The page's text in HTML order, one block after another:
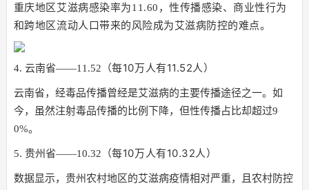
重庆地区艾滋病感染率为11.60，性传播感染、商业性行为
和跨地区流动人口带来的风险成为艾滋病防控的难点。
4. 云南省——11.52 （每10万人有11.52人）
云南省，经毒品传播曾经是艾滋病的主要传播途径之一。如
今，虽然注射毒品传播的比例下降，但性传播占比却超过9
0%。
5. 贵州省——10.32 （每10万人有10.32人）
数据显示，贵州农村地区的艾滋病疫情相对严重，且农村防控